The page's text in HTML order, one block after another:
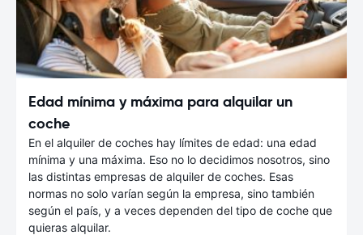
Edad mínima y máxima para alquilar un
coche
En el alquiler de coches hay límites de edad: una edad
mínima y una máxima. Eso no lo decidimos nosotros, sino
las distintas empresas de alquiler de coches. Esas
normas no solo varían según la empresa, sino también
según el país, y a veces dependen del tipo de coche que
quieras alquilar.